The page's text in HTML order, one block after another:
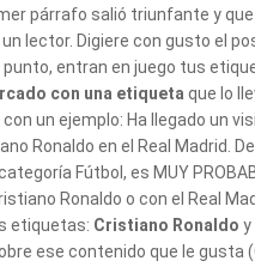
párrafo salió triunfante y
lector. Digiere con gusto el
punto, entran en juego tus
con una etiqueta que lo
un ejemplo: Ha llegado un
Ronaldo en el Real Madrid.
Fútbol, es MUY
Ronaldo o con el Real
etiquetas: Cristiano Ronaldo y
ese contenido que le gusta